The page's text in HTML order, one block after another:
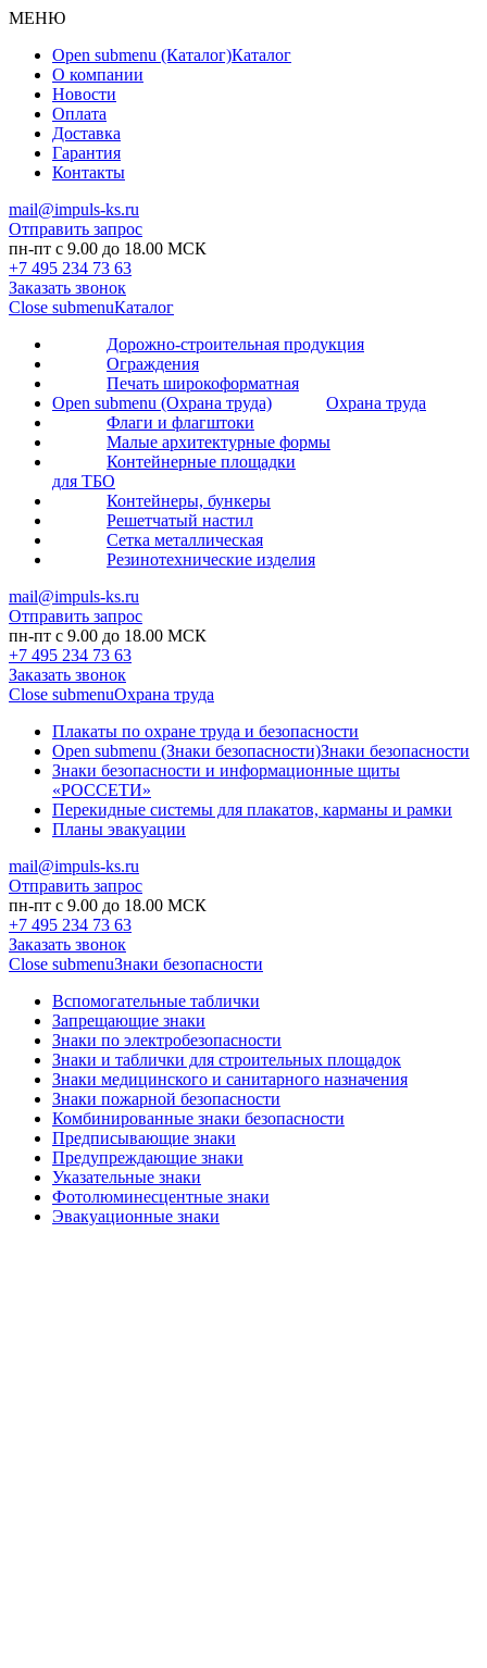
МЕНЮ
Open submenu (Каталог)Каталог
О компании
Новости
Оплата
Доставка
Гарантия
Контакты
mail@impuls-ks.ru
Отправить запрос
пн-пт с 9.00 до 18.00 МСК
+7 495 234 73 63
Заказать звонок
Close submenuКаталог
Дорожно-строительная продукция
Ограждения
Печать широкоформатная
Open submenu (Охрана труда)
Охрана труда
Флаги и флагштоки
Малые архитектурные формы
Контейнерные площадки
для ТБО
Контейнеры, бункеры
Решетчатый настил
Сетка металлическая
Резинотехнические изделия
mail@impuls-ks.ru
Отправить запрос
пн-пт с 9.00 до 18.00 МСК
+7 495 234 73 63
Заказать звонок
Close submenuОхрана труда
Плакаты по охране труда и безопасности
Open submenu (Знаки безопасности)Знаки безопасности
Знаки безопасности и информационные щиты
«РОССЕТИ»
Перекидные системы для плакатов, карманы и рамки
Планы эвакуации
mail@impuls-ks.ru
Отправить запрос
пн-пт с 9.00 до 18.00 МСК
+7 495 234 73 63
Заказать звонок
Close submenuЗнаки безопасности
Вспомогательные таблички
Запрещающие знаки
Знаки по электробезопасности
Знаки и таблички для строительных площадок
Знаки медицинского и санитарного назначения
Знаки пожарной безопасности
Комбинированные знаки безопасности
Предписывающие знаки
Предупреждающие знаки
Указательные знаки
Фотолюминесцентные знаки
Эвакуационные знаки